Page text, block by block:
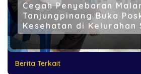
Cegah Penyebaran
Tanjungpinang Buka
Kesehatan di Kelurahan
Berita Terkait